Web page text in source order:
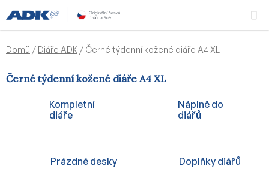
na
obsah
KOŠÍK
Domů / Diáře ADK / Černé týdenní kožené diáře A4 XL
Černé týdenní kožené diáře A4 XL
Kompletní
diáře
Náplně do
diářů
Prázdné desky Doplňky diářů